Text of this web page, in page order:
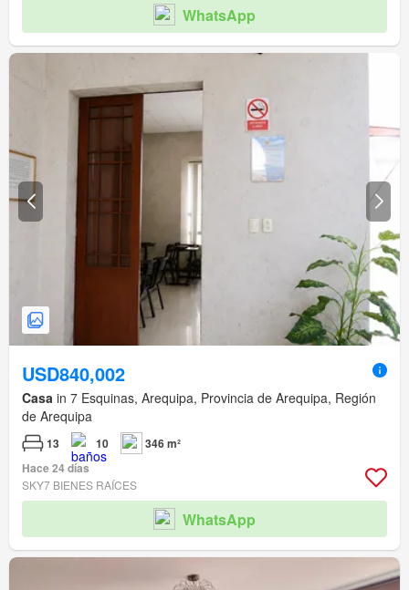
WhatsApp
USD840,002
Casa in 7 Esquinas, Arequipa, Provincia de Arequipa, Región
de Arequipa
13 10
346 m²
Hace 24 días
SKY7 BIENES RAÍCES
WhatsApp